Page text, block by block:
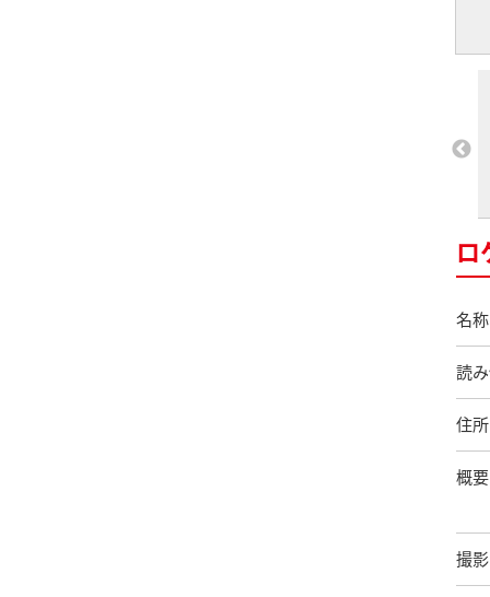
ロ
名称
読
住所
概要
撮